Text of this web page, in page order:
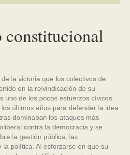
constitucional
la victoria que los colectivos de
en la reivindicación de su
uno de los pocos esfuerzos cívicos
últimos años para defender la idea
dominaban los ataques más
contra la democracia y se
la gestión pública, las
la política. Al esforzarse en que su